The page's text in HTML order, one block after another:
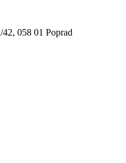
058 01 Poprad